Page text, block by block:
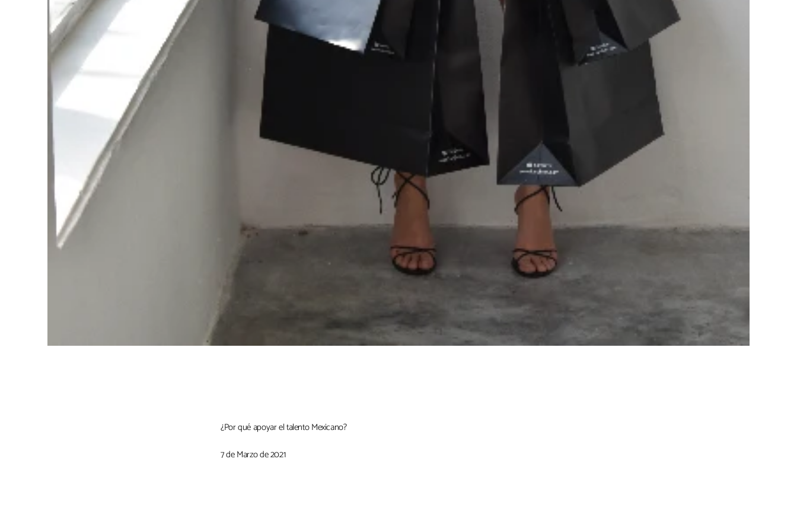
¿Por qué apoyar el talento Mexicano?
7 de Marzo de 2021